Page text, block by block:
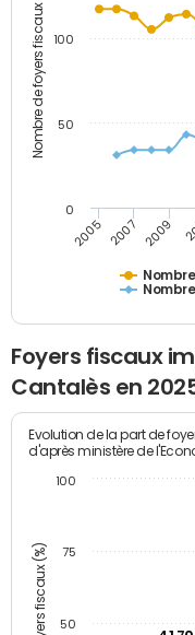
Nombre de foyers fiscaux
2005 2007 2009
0
50
100
Foyers fiscaux
Cantalès en
Evolution de la part de
d'après ministère de
50
75
100